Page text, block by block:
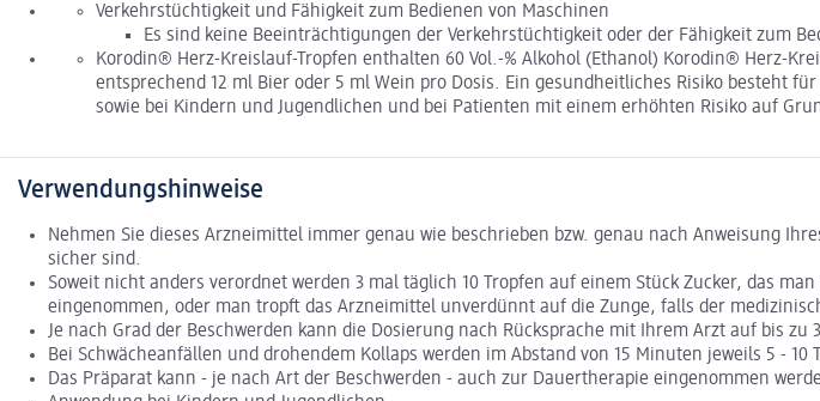
Verkehrstüchtigkeit und Fähigkeit zum Bedienen von Maschinen
Es sind keine Beeinträchtigungen der Verkehrstüchtigkeit oder der Fähigkeit zum
Korodin® Herz-Kreislauf-Tropfen enthalten 60 Vol.-% Alkohol (Ethanol) Korodin® Herz-
entsprechend 12 ml Bier oder 5 ml Wein pro Dosis. Ein gesundheitliches Risiko besteht
sowie bei Kindern und Jugendlichen und bei Patienten mit einem erhöhten Risiko auf
Verwendungshinweise
Nehmen Sie dieses Arzneimittel immer genau wie beschrieben bzw. genau nach Anweisung
sicher sind.
Soweit nicht anders verordnet werden 3 mal täglich 10 Tropfen auf einem Stück Zucker, das
eingenommen, oder man tropft das Arzneimittel unverdünnt auf die Zunge, falls der
Je nach Grad der Beschwerden kann die Dosierung nach Rücksprache mit Ihrem Arzt auf bis
Bei Schwächeanfällen und drohendem Kollaps werden im Abstand von 15 Minuten jeweils 5 -
Das Präparat kann - je nach Art der Beschwerden - auch zur Dauertherapie eingenommen